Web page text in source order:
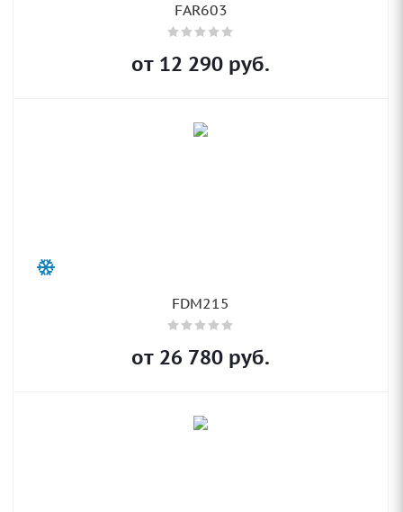
FAR603
от 12 290 руб.
FDM215
от 26 780 руб.